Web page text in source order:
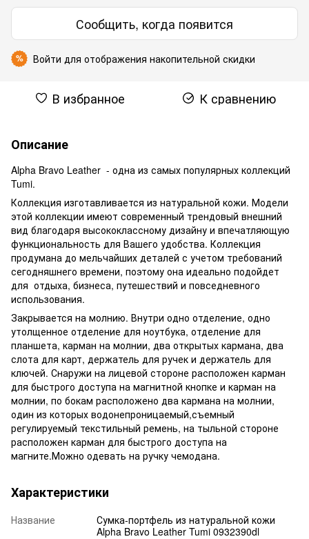
Сообщить, когда появится
% Войти для отображения накопительной скидки
В избранное К сравнению
Описание
Alpha Bravo Leather - одна из самых популярных коллекций
Tumi.
Коллекция изготавливается из натуральной кожи. Модели
этой коллекции имеют современный трендовый внешний
вид благодаря высококлассному дизайну и впечатляющую
функциональность для Вашего удобства. Коллекция
продумана до мельчайших деталей с учетом требований
сегодняшнего времени, поэтому она идеально подойдет
для отдыха, бизнеса, путешествий и повседневного
использования.
Закрывается на молнию. Внутри одно отделение, одно
утолщенное отделение для ноутбука, отделение для
планшета, карман на молнии, два открытых кармана, два
слота для карт, держатель для ручек и держатель для
ключей. Снаружи на лицевой стороне расположен карман
для быстрого доступа на магнитной кнопке и карман на
молнии, по бокам расположено два кармана на молнии,
один из которых водонепроницаемый,съемный
регулируемый текстильный ремень, на тыльной стороне
расположен карман для быстрого доступа на
магните.Можно одевать на ручку чемодана.
Характеристики
Название
Сумка-портфель из натуральной кожи
Alpha Bravo Leather Tumi 0932390dl